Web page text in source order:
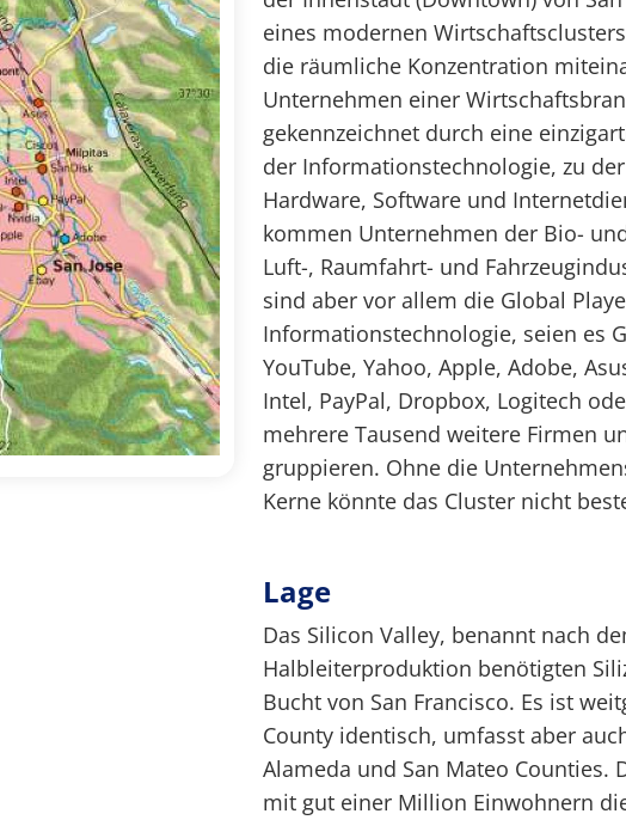
eines modernen
die räumliche Konzentration
Unternehmen einer
gekennzeichnet durch eine
der Informationstechnologie, zu
Hardware, Software und
kommen Unternehmen der Bio-
Luft-, Raumfahrt- und
sind aber vor allem die Global
Informationstechnologie, seien es
YouTube, Yahoo, Apple, Adobe,
Intel, PayPal, Dropbox, Logitech
mehrere Tausend weitere Firmen
gruppieren. Ohne die
Kerne könnte das Cluster nicht
Lage
Das Silicon Valley, benannt nach
Halbleiterproduktion benötigten
Bucht von San Francisco. Es ist
County identisch, umfasst aber
Alameda und San Mateo Counties.
mit gut einer Million Einwohnern